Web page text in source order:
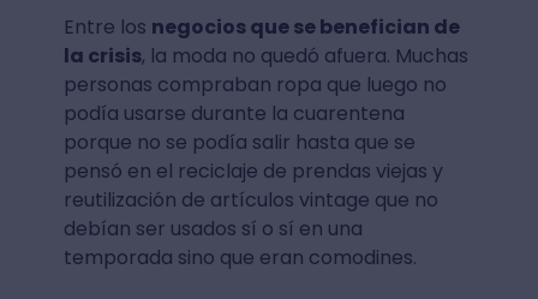
Entre los negocios que se benefician de
la crisis, la moda no quedó afuera. Muchas
personas compraban ropa que luego no
podía usarse durante la cuarentena
porque no se podía salir hasta que se
pensó en el reciclaje de prendas viejas y
reutilización de artículos vintage que no
debían ser usados sí o sí en una
temporada sino que eran comodines.